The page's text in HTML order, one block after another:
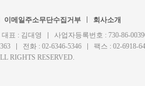
이메일주소무단수집거부
회사소개
대표 : 김대영
사업자등록번호 : 730-86-
전화 : 02-6346-5346
팩스 : 02-6918-
RIGHTS RESERVED.